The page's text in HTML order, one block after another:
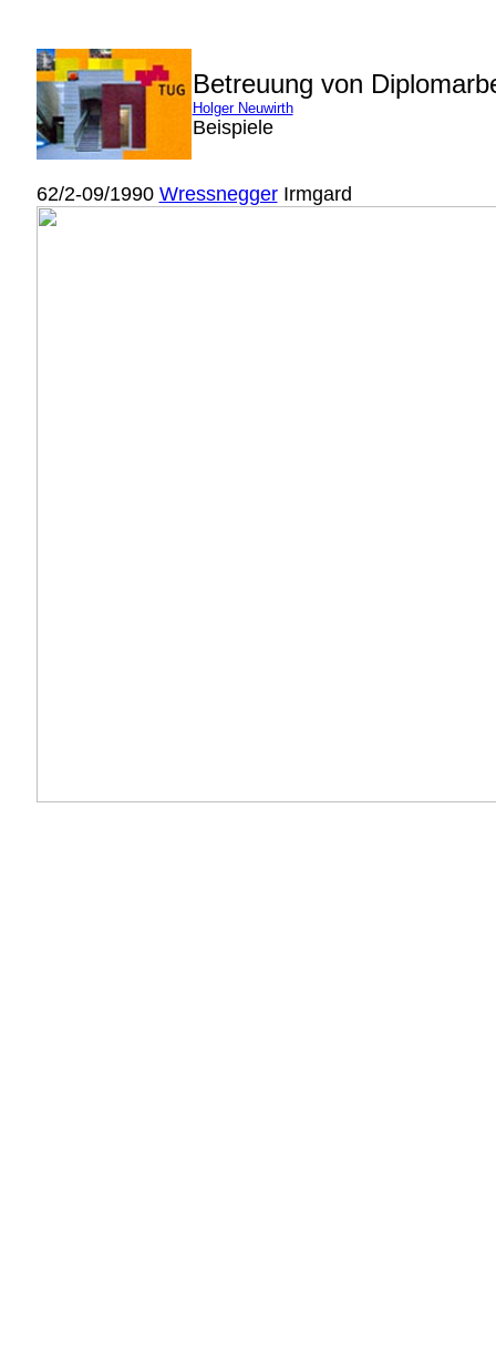
Betreuung von
Holger Neuwirth
Beispiele
62/2-09/1990 WressneggerIrmgard